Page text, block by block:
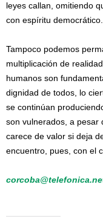
leyes callan, omitiendo
con espíritu democrático.
Tampoco podemos
multiplicación de
humanos son
dignidad de todos, lo
se continúan
son vulnerados, a pesar
carece de valor si deja
encuentro, pues, con el